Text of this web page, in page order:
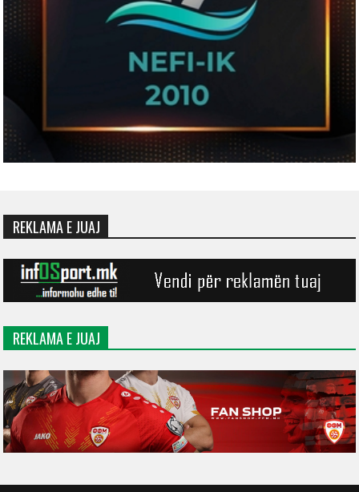
REKLAMA E JUAJ
REKLAMA E JUAJ